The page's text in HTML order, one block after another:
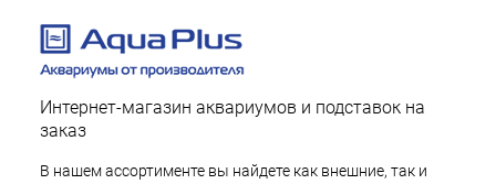
Интернет-магазин аквариумов и подставок на
заказ
В нашем ассортименте вы найдете как внешние, так и